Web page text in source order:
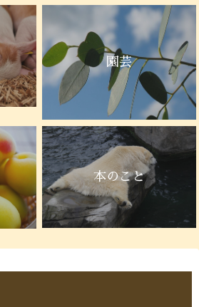
園芸
本のこと